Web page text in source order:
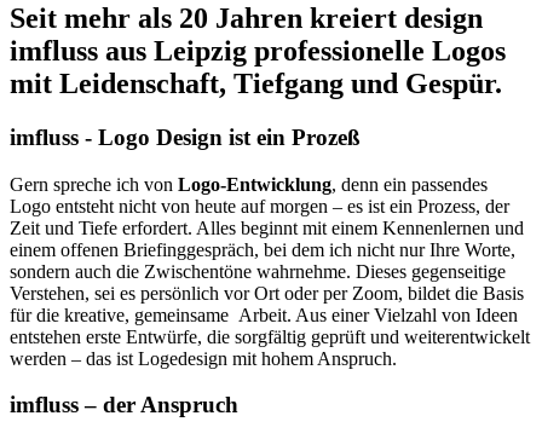
Seit mehr als 20 Jahren kreiert design
imfluss aus Leipzig professionelle Logos
mit Leidenschaft, Tiefgang und Gespür.
imfluss - Logo Design ist ein Prozeß
Gern spreche ich von Logo-Entwicklung, denn ein passendes
Logo entsteht nicht von heute auf morgen – es ist ein Prozess, der
Zeit und Tiefe erfordert. Alles beginnt mit einem Kennenlernen und
einem offenen Briefinggespräch, bei dem ich nicht nur Ihre Worte,
sondern auch die Zwischentöne wahrnehme. Dieses gegenseitige
Verstehen, sei es persönlich vor Ort oder per Zoom, bildet die Basis
für die kreative, gemeinsame Arbeit. Aus einer Vielzahl von Ideen
entstehen erste Entwürfe, die sorgfältig geprüft und weiterentwickelt
werden – das ist Logedesign mit hohem Anspruch.
imfluss – der Anspruch